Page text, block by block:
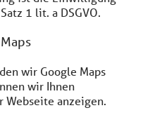
1 lit. a DSGVO.
wir Google Maps
wir Ihnen
anzeigen.